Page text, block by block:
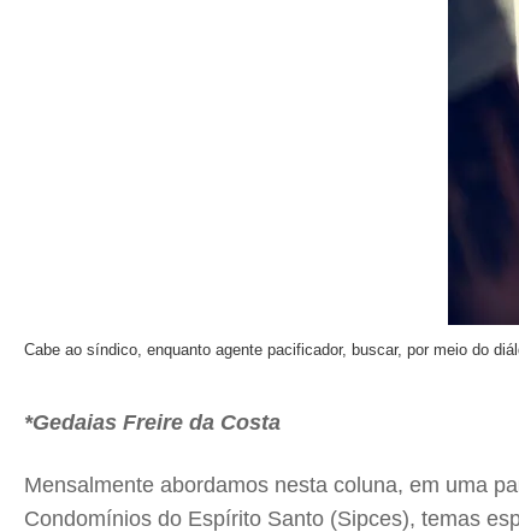
Cabe ao síndico, enquanto agente pacificador, buscar, por meio do
*Gedaias Freire da Costa
Mensalmente abordamos nesta coluna, em uma
Condomínios do Espírito Santo (Sipces), temas